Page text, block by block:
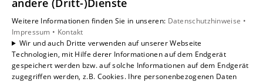
Gewerbekunden
Karriere
Unternehmen
Kontakt
andere (Dritt-)Dienste
Weitere Informationen finden Sie in unseren: Datenschutzhinweise •
Impressum • Kontakt
Wir und auch Dritte verwenden auf unserer Webseite
Technologien, mit Hilfe derer Informationen auf dem Endgerät
gespeichert werden bzw. auf solche Informationen auf dem Endgerät
zugegriffen werden, z.B. Cookies. Ihre personenbezogenen Daten